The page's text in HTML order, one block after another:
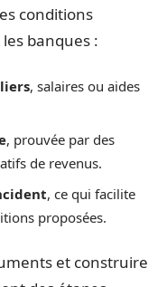
conditions
banques :
, salaires ou aides
, prouvée par des
de revenus.
, ce qui facilite
proposées.
et construire